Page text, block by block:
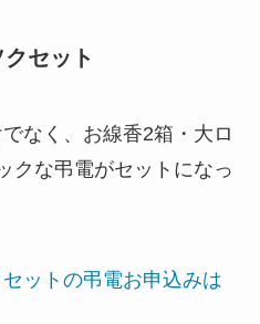
セット
なく、お線香2箱・大ロ
クな弔電がセットになっ
ットの弔電お申込みは